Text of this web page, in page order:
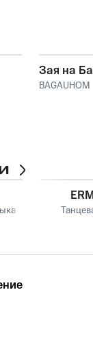
Зая на
BAGAUHOM